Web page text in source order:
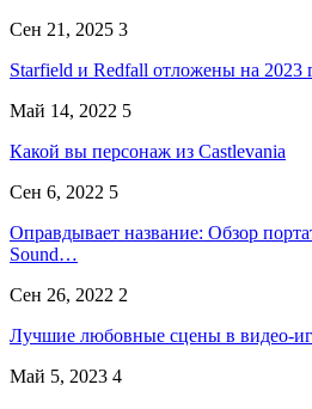
Сен 21, 2025 3
Starfield и Redfall отложены на 2023
Май 14, 2022 5
Какой вы персонаж из Castlevania
Сен 6, 2022 5
Оправдывает название: Обзор
Sound…
Сен 26, 2022 2
Лучшие любовные сцены в видео-
Май 5, 2023 4